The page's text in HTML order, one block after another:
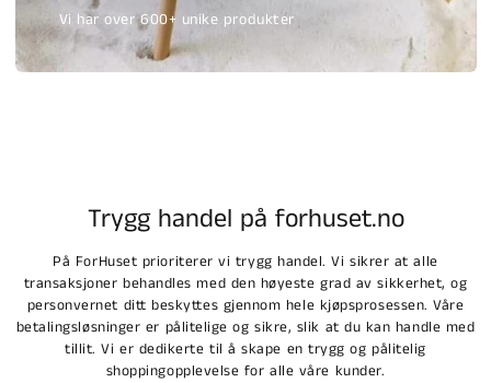
Vi har over 600+ unike produkter
Trygg handel på forhuset.no
På ForHuset prioriterer vi trygg handel. Vi sikrer at alle
transaksjoner behandles med den høyeste grad av sikkerhet, og
personvernet ditt beskyttes gjennom hele kjøpsprosessen. Våre
betalingsløsninger er pålitelige og sikre, slik at du kan handle med
tillit. Vi er dedikerte til å skape en trygg og pålitelig
shoppingopplevelse for alle våre kunder.